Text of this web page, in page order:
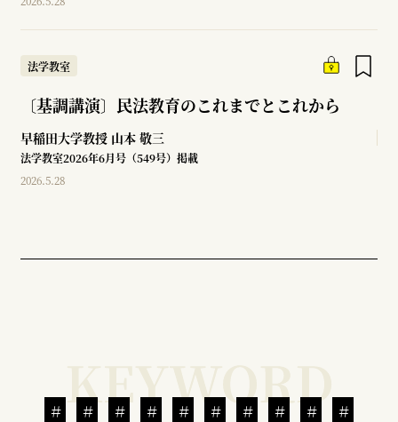
法学教室
〔基調講演〕民法教育のこれまでとこれから
早稲田大学教授 山本 敬三
法学教室2026年6月号（549号）掲載
2026.5.28